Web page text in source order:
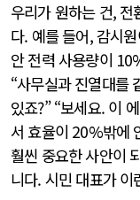
우리가 원하는 건,
다. 예를 들어, 감시
안 전력 사용량이
“사무실과 진열대를
있죠?” “보세요. 이
서 효율이 20%밖에
훨씬 중요한 사안이
니다. 시민 대표가